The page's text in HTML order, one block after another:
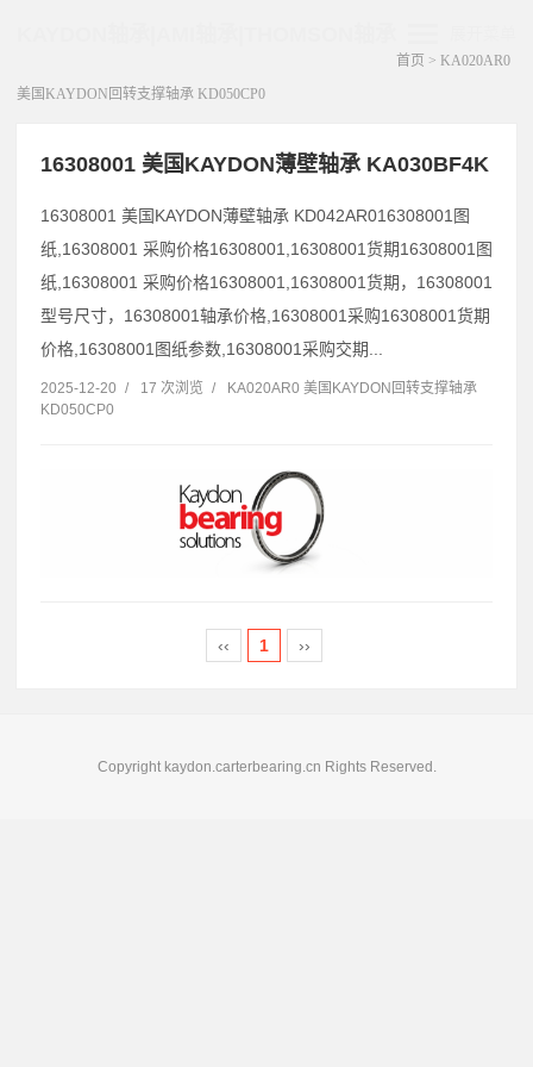
首页 > KA020AR0
美国KAYDON回转支撑轴承 KD050CP0
16308001 美国KAYDON薄壁轴承 KA030BF4K
16308001 美国KAYDON薄壁轴承 KD042AR016308001图
纸,16308001 采购价格16308001,16308001货期16308001图
纸,16308001 采购价格16308001,16308001货期，16308001
型号尺寸，16308001轴承价格,16308001采购16308001货期
价格,16308001图纸参数,16308001采购交期...
2025-12-20 / 17 次浏览 /
KA020AR0 美国KAYDON回转支撑轴承
KD050CP0
‹‹ 1 ››
Copyright kaydon.carterbearing.cn Rights Reserved.